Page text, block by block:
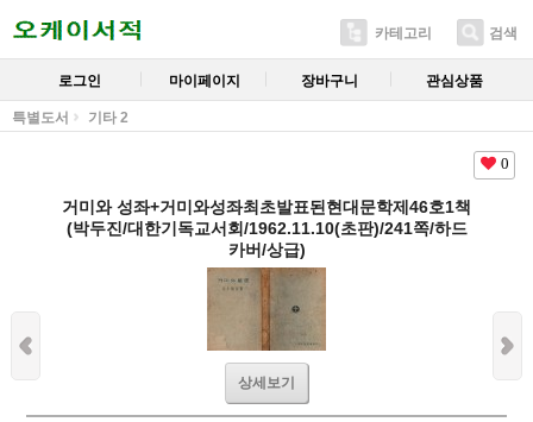
카테고리 검색
로그인 마이페이지 장바구니 관심상품
특별도서 기타 2
0
거미와 성좌+거미와성좌최초발표된현대문학제46호1책
(박두진/대한기독교서회/1962.11.10(초판)/241쪽/하드
카버/상급)
상세보기